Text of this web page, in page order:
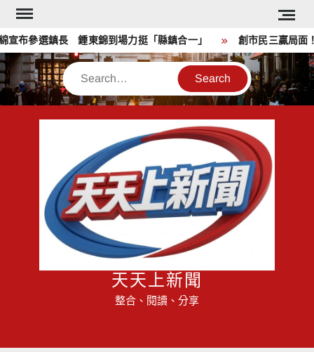
Skip
content
布參選鎮長 鍾東錦到場力挺「縣鎮合一」 創市民三贏局面！
Search
天天上新聞
整合、閱讀、分享